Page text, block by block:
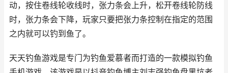
动，按住卷线轮收线时，张力条会上升，松开卷线轮防线
时，张力条会下降，玩家只要把张力条控制在指定的范围
之内就可以钓到鱼了。
天天钓鱼游戏是专门为钓鱼爱慕者而打造的一款模拟钓鱼